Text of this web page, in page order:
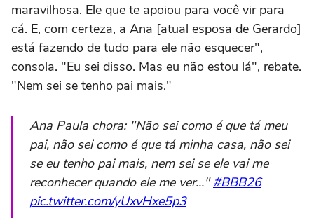
maravilhosa. Ele que te apoiou para você vir para
cá. E, com certeza, a Ana [atual esposa de Gerardo]
está fazendo de tudo para ele não esquecer",
consola. "Eu sei disso. Mas eu não estou lá", rebate.
"Nem sei se tenho pai mais."
Ana Paula chora: "Não sei como é que tá meu
pai, não sei como é que tá minha casa, não sei
se eu tenho pai mais, nem sei se ele vai me
reconhecer quando ele me ver..."#BBB26
pic.twitter.com/yUxvHxe5p3